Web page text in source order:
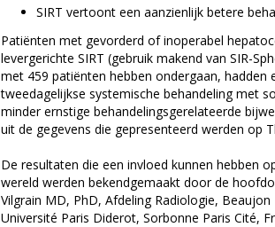
SIRT vertoont een aanzienlijk betere
Patiënten met gevorderd of inoperabel
levergerichte SIRT (gebruik makend van SIR-
met 459 patiënten hebben ondergaan, hadden
tweedagelijkse systemische behandeling met
minder ernstige behandelingsgerelateerde
uit de gegevens die gepresenteerd werden op
De resultaten die een invloed kunnen hebben
wereld werden bekendgemaakt door de
Vilgrain MD, PhD, Afdeling Radiologie,
Université Paris Diderot, Sorbonne Paris Cité,